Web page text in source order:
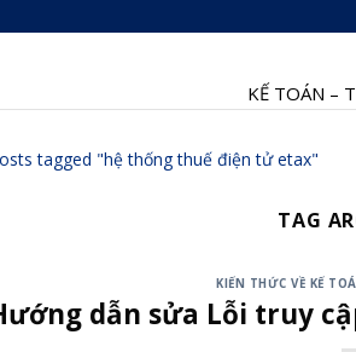
KẾ TOÁN –
tagged "hệ thống thuế điện tử etax"
TAG
KIẾN THỨC VỀ KẾ
dẫn sửa Lỗi truy